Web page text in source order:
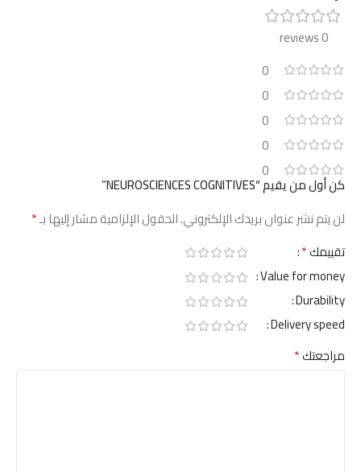
0 reviews
0
0
0
0
0
كن أول من يقيم “NEUROSCIENCES COGNITIVES”
لن يتم نشر عنوان بريدك الإلكتروني.الحقول الإلزامية مشار إليها بـ*
تقييمك*
Value for money
Durability
Delivery speed
مراجعتك*